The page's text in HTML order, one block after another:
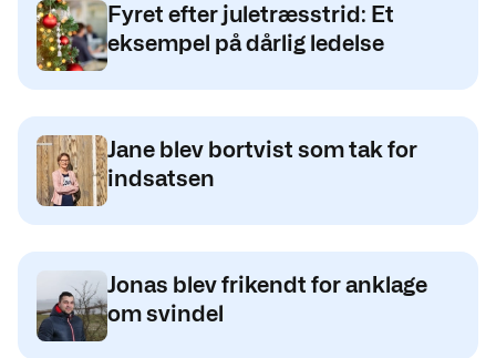
Fyret efter juletræsstrid: Et
eksempel på dårlig ledelse
Jane blev bortvist som tak for
indsatsen
Jonas blev frikendt for anklage
om svindel